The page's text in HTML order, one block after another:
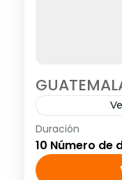
SALIDAS:
SABADO
Mercado de
Duración
10 Número de